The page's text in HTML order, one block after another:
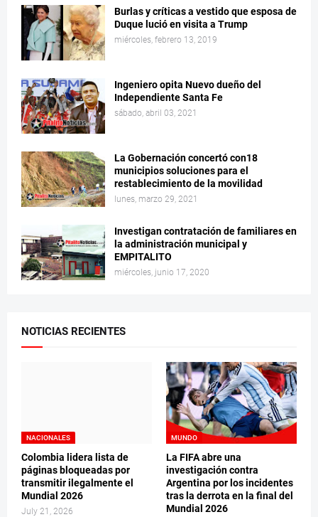
Burlas y críticas a vestido que esposa de
Duque lució en visita a Trump
miércoles, febrero 13, 2019
Ingeniero opita Nuevo dueño del
Independiente Santa Fe
sábado, abril 03, 2021
La Gobernación concertó con18
municipios soluciones para el
restablecimiento de la movilidad
lunes, marzo 29, 2021
Investigan contratación de familiares en
la administración municipal y
EMPITALITO
miércoles, junio 17, 2020
NOTICIAS RECIENTES
NACIONALES
Colombia lidera lista de
páginas bloqueadas por
transmitir ilegalmente el
Mundial 2026
July 21, 2026
MUNDO
La FIFA abre una
investigación contra
Argentina por los incidentes
tras la derrota en la final del
Mundial 2026